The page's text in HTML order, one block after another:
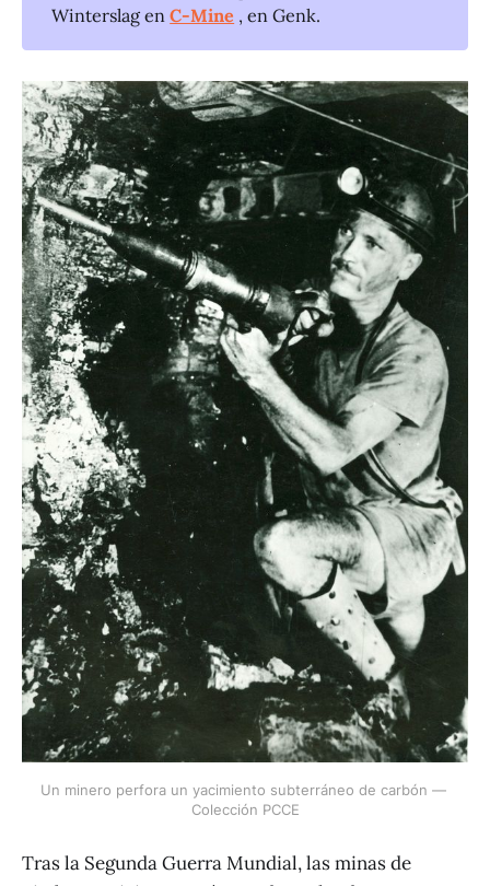
Winterslag enC-Mine , en Genk.
Un minero perfora un yacimiento subterráneo de carbón —
Colección PCCE
Tras la Segunda Guerra Mundial, las minas de